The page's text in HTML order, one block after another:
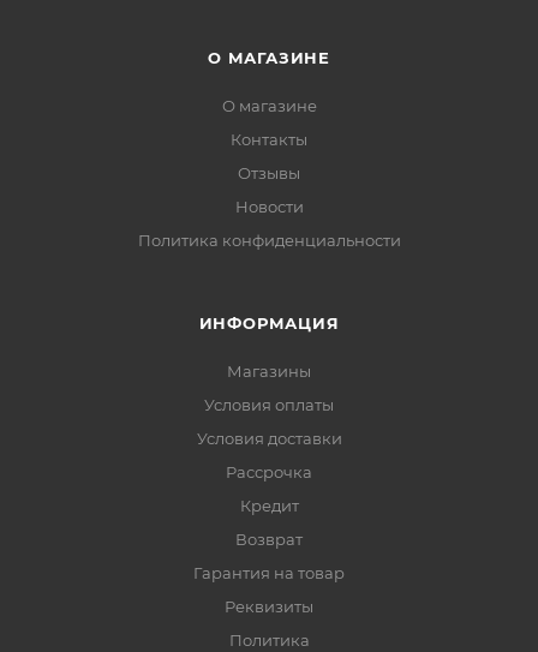
О МАГАЗИНЕ
О магазине
Контакты
Отзывы
Новости
Политика конфиденциальности
ИНФОРМАЦИЯ
Магазины
Условия оплаты
Условия доставки
Рассрочка
Кредит
Возврат
Гарантия на товар
Реквизиты
Политика